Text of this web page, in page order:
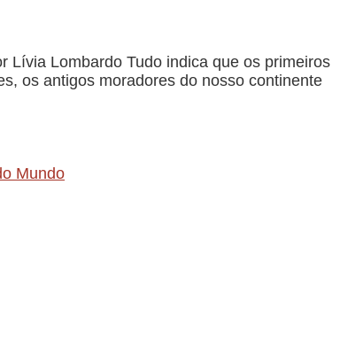
Lívia Lombardo Tudo indica que os primeiros
os antigos moradores do nosso continente
Mundo